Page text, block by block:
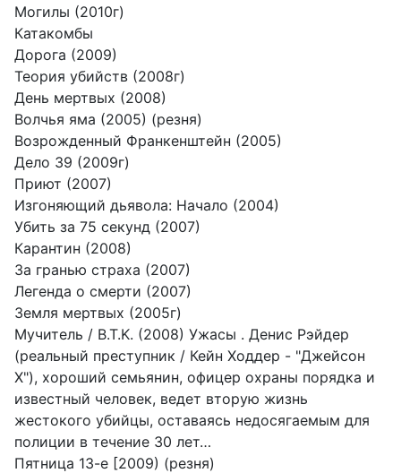
Могилы (2010г)
Катакомбы
Дорога (2009)
Теория убийств (2008г)
День мертвых (2008)
Волчья яма (2005) (резня)
Возрожденный Франкенштейн (2005)
Дело 39 (2009г)
Приют (2007)
Изгоняющий дьявола: Начало (2004)
Убить за 75 секунд (2007)
Карантин (2008)
За гранью страха (2007)
Легенда о смерти (2007)
Земля мертвых (2005г)
Мучитель / B.T.K. (2008) Ужасы . Денис Рэйдер
(реальный преступник / Кейн Ходдер - "Джейсон
X"), хороший семьянин, офицер охраны порядка и
известный человек, ведет вторую жизнь
жестокого убийцы, оставаясь недосягаемым для
полиции в течение 30 лет…
Пятница 13-е [2009) (резня)